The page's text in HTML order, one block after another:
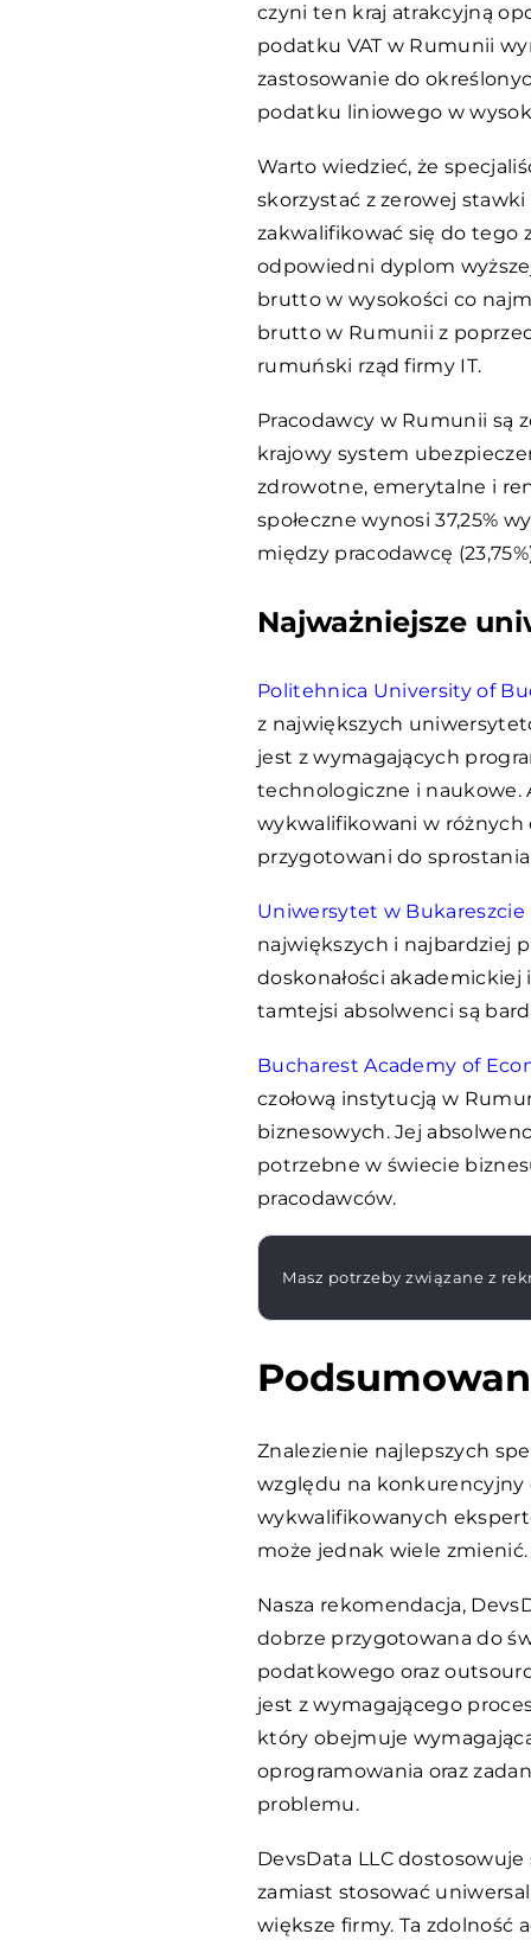
czyni ten kraj atrakcyjną
podatku VAT w Rumunii
zastosowanie do
podatku liniowego w
Warto wiedzieć, że
skorzystać z zerowej
zakwalifikować się do tego
odpowiedni dyplom
brutto w wysokości co
brutto w Rumunii z
rumuński rząd firmy IT.
Pracodawcy w Rumunii są
krajowy system
zdrowotne, emerytalne i
społeczne wynosi 37,25%
między pracodawcę
Najważniejsze
Politehnica University of
z największych
jest z wymagających
technologiczne i naukowe.
wykwalifikowani w różnych
przygotowani do
Uniwersytet w Bukareszcie
największych i najbardziej
doskonałości
tamtejsi absolwenci są
Bucharest Academy of
czołową instytucją w
biznesowych. Jej
potrzebne w świecie
pracodawców.
Masz potrzeby związane z
Znalezienie najlepszych
względu na konkurencyjny
wykwalifikowanych
może jednak wiele zmienić.
Nasza rekomendacja,
dobrze przygotowana do
podatkowego oraz
jest z wymagającego
który obejmuje
oprogramowania oraz
problemu.
DevsData LLC
zamiast stosować
większe firmy. Ta zdolność